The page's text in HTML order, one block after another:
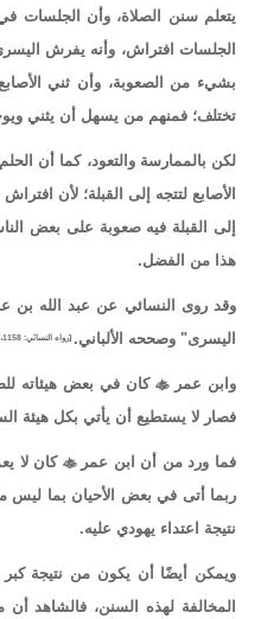
يتعلم سنن الصلاة، وأن الجلسات في
الجلسات افتراش، وأنه يفرش
بشيء من الصعوبة، وأن ثني
تختلف؛ فمنهم من يسهل أن يثني
لكن بالممارسة والتعود، كما أن
الأصابع لتتجه إلى القبلة؛ لأن
إلى القبلة فيه صعوبة على بعض
هذا من الفضل.
وقد روى النسائي عن عبد الله بن
اليسرى" وصححه الألباني. [رواه النسائي: 1158، وصححه الألباني في صحيح وضعيف سنن النسائي].
وابن عمركان في بعض هيئاته
فصار لا يستطيع أن يأتي بكل هيئة
فما ورد من أن ابن عمر كان لا
ربما أتى في بعض الأحيان بما ليس
نتيجة اعتداء يهودي عليه.
ويمكن أيضًا أن يكون من نتيجة
المخالفة لهذه السنن، فالشاهد